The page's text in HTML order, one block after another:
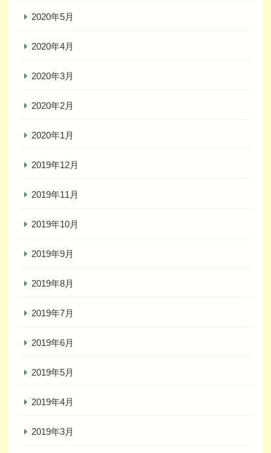
2020年5月
2020年4月
2020年3月
2020年2月
2020年1月
2019年12月
2019年11月
2019年10月
2019年9月
2019年8月
2019年7月
2019年6月
2019年5月
2019年4月
2019年3月